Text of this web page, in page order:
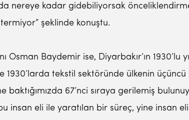
nereye kadar gidebiliyorsak
şeklinde konuştu.
Osman Baydemir ise, Diyarbakır’ın
1930’larda tekstil sektöründe ülkenin
67’nci sıraya gerilemiş
insan eli ile yaratılan bir süreç, yine insan